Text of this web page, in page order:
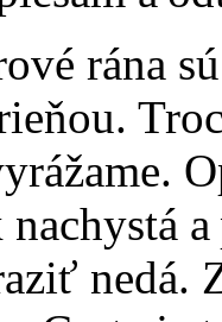
rána
nachystá
nedá.